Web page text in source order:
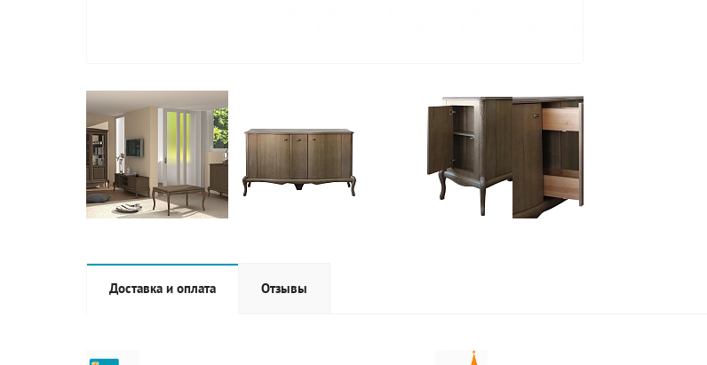
Доставка и оплата Отзывы